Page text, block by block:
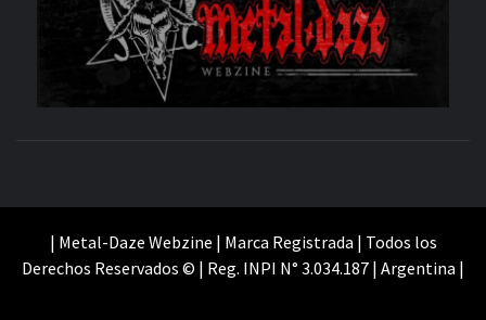
| Metal-Daze Webzine | Marca Registrada | Todos los
Derechos Reservados © | Reg. INPI N° 3.034.187 | Argentina |